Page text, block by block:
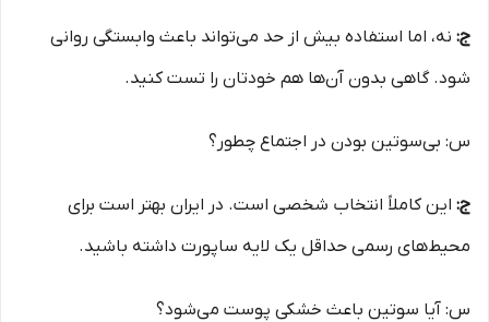
ج: نه، اما استفاده بیش از حد می‌تواند باعث وابستگی روانی
شود. گاهی بدون آن‌ها هم خودتان را تست کنید.
س: بی‌سوتین بودن در اجتماع چطور؟
ج: این کاملاً انتخاب شخصی است. در ایران بهتر است برای
محیط‌های رسمی حداقل یک لایه ساپورت داشته باشید.
س: آیا سوتین باعث خشکی پوست می‌شود؟